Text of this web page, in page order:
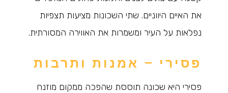
את האיים היווניים. שתי השכונות מציעות תצפיות
נפלאות על העיר ומשמרות את האווירה המסורתית.
פסירי – אמנות ותרבות
פסירי היא שכונה תוססת שהפכה ממקום מוזנח